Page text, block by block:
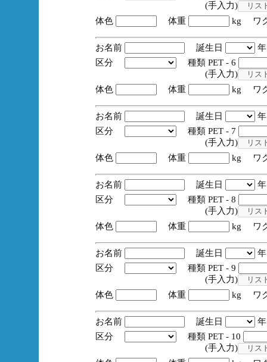
(手入力)
体色
体重 kg ワ
お名前 誕生日
区分
種類 PET - 6
(手入力)
体色
体重 kg ワ
お名前 誕生日
区分
種類 PET - 7
(手入力)
体色
体重 kg ワ
お名前 誕生日
区分
種類 PET - 8
(手入力)
体色
体重 kg ワ
お名前 誕生日
区分
種類 PET - 9
(手入力)
体色
体重 kg ワ
お名前 誕生日
区分
種類 PET - 10
(手入力)